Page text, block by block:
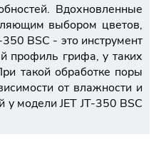
Вдохновленные
выбором цветов,
BSC - это инструмент
профиль грифа, у таких
такой обработке поры
от влажности и
модели JET JT-350 BSC